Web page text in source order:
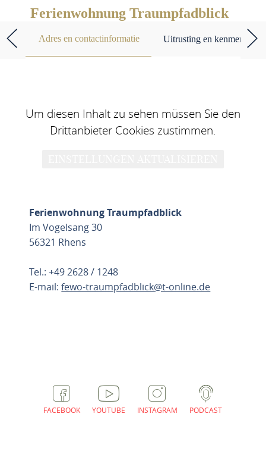
Ferienwohnung Traumpfadblick
Adres en contactinformatie Uitrusting en kenmerken
Um diesen Inhalt zu sehen müssen Sie den
Drittanbieter Cookies zustimmen.
Ferienwohnung Traumpfadblick
Im Vogelsang 30
56321 Rhens
Tel.: +49 2628 / 1248
E-mail:fewo-traumpfadblick@t-online.de
FACEBOOK YOUTUBE INSTAGRAM PODCAST